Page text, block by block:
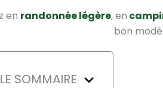
en randonnée légère, en
bon
SOMMAIRE